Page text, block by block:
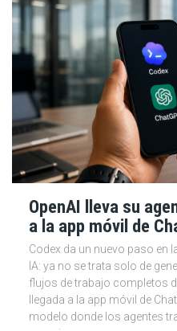
OpenAI lleva su
a la app móvil de
Codex da un nuevo paso en
IA: ya no se trata solo de
flujos de trabajo completos
llegada a la app móvil de
modelo donde los agentes